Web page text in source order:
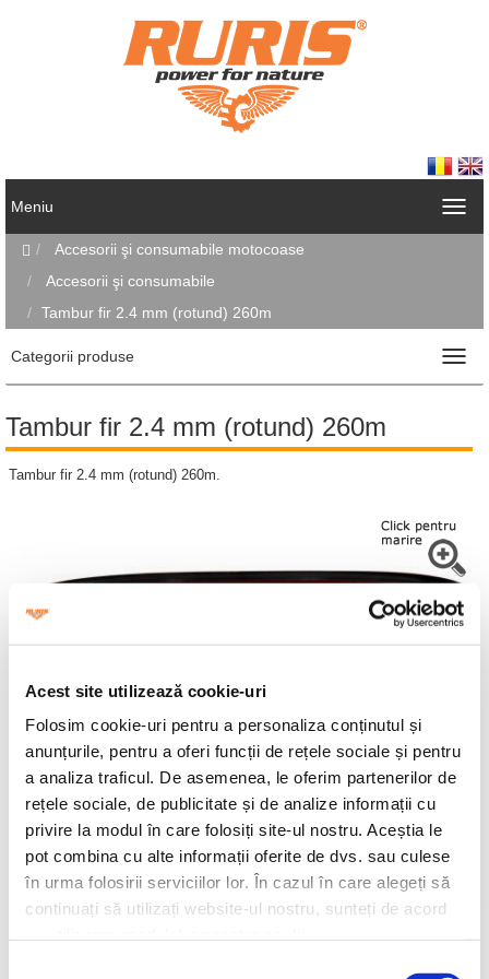
Acest site utilizează cookie-uri
Folosim cookie-uri pentru a personaliza conținutul și
anunțurile, pentru a oferi funcții de rețele sociale și pentru
a analiza traficul. De asemenea, le oferim partenerilor de
rețele sociale, de publicitate și de analize informații cu
privire la modul în care folosiți site-ul nostru. Aceștia le
pot combina cu alte informații oferite de dvs. sau culese
în urma folosirii serviciilor lor. În cazul în care alegeți să
continuați să utilizați website-ul nostru, sunteți de acord
Meniu
Accesorii şi consumabile motocoase
Accesorii şi consumabile
Tambur fir 2.4 mm (rotund) 260m
Categorii produse
Tambur fir 2.4 mm (rotund) 260m
Tambur fir 2.4 mm (rotund) 260m.